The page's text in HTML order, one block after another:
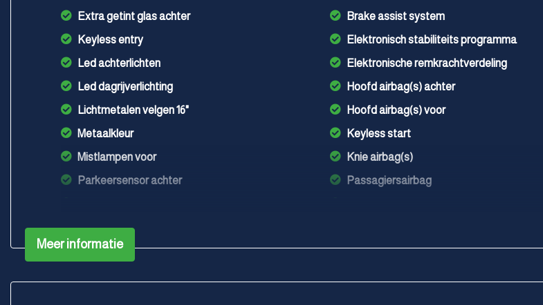
Extra getint glas achter
Keyless entry
Led achterlichten
Led dagrijverlichting
Lichtmetalen velgen 16"
Metaalkleur
Mistlampen voor
Parkeersensor achter
Brake assist system
Elektronisch stabiliteits programma
Elektronische remkrachtverdeling
Hoofd airbag(s) achter
Hoofd airbag(s) voor
Keyless start
Knie airbag(s)
Passagiersairbag
Meer informatie